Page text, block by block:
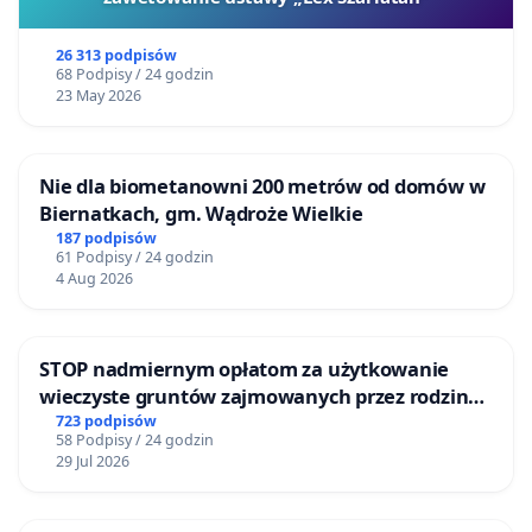
zdobywają unikalne umiejętności badawcze, a
polskie instytuty i uczelnie uczestniczą w
międzynarodowych projektach na najwyższym
współczynnika sukcesu w grantach NCN na
poziomie 25% . Jest to słuszne założenie, gdyż
według doświadczenia agencji grantowych na
świecie jest to najbardziej efektywny poziom
wartości proces ewaluacji pochłania
proporcjonalnie zbyt dużo zasobów oraz staje się
mniej miarodajny. Tymczasem uchwała Rady NCN z
dnia 21 września 2025 r. podała do wiadomości, że
26 313 podpisów
68 Podpisy / 24 godzin
23 May 2026
Nie dla biometanowni 200 metrów od domów w
Biernatkach, gm. Wądroże Wielkie
187 podpisów
61 Podpisy / 24 godzin
4 Aug 2026
STOP nadmiernym opłatom za użytkowanie
wieczyste gruntów zajmowanych przez rodzinne
ogrody działkowe.
723 podpisów
58 Podpisy / 24 godzin
29 Jul 2026